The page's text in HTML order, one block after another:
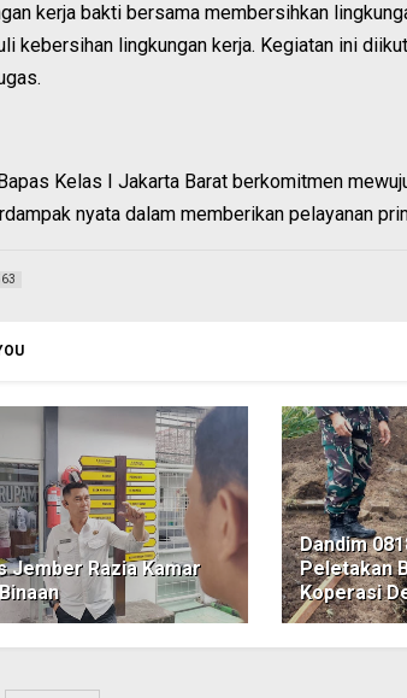
kerja bakti bersama membersihkan
kebersihan lingkungan kerja. Kegiatan ini
Kelas I Jakarta Barat berkomitmen
nyata dalam memberikan pelayanan
Jember Razia Kamar
Dandim
Peletakan
Koperasi